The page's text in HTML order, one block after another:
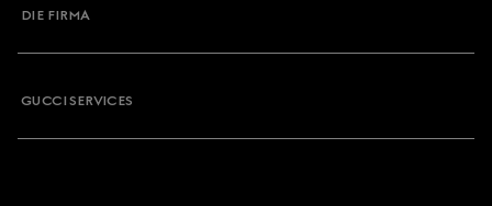
DIE FIRMA
GUCCI SERVICES